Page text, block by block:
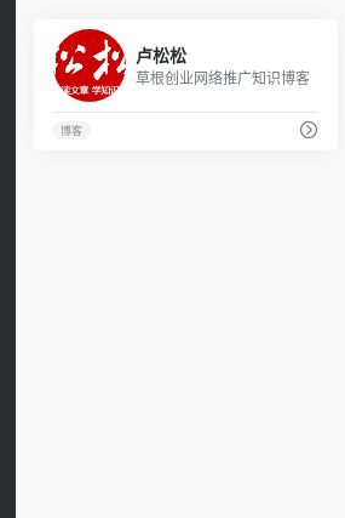
卢松松
草根创业网络推广知识博客
博客